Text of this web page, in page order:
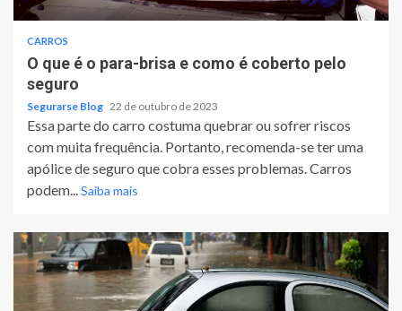
CARROS
O que é o para-brisa e como é coberto pelo
seguro
Segurarse Blog 22 de outubro de 2023
Essa parte do carro costuma quebrar ou sofrer riscos
com muita frequência. Portanto, recomenda-se ter uma
apólice de seguro que cobra esses problemas. Carros
podem...Saiba mais